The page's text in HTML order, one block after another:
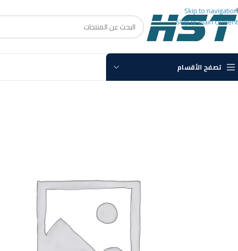
Skip to navigation
Skip to main content
تصفح الأقسام